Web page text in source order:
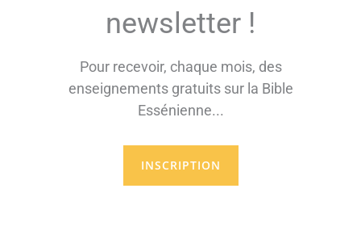
newsletter !
Pour recevoir, chaque mois, des
enseignements gratuits sur la Bible
Essénienne...
INSCRIPTION